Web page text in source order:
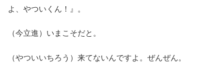
よ、やついくん！』。
（今立進）いまこそだと。
（やついいちろう）来てないんですよ。ぜんぜん。